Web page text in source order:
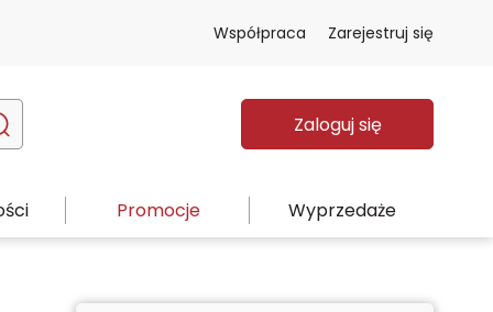
Współpraca Zarejestruj się
Zaloguj się
Promocje Wyprzedaże